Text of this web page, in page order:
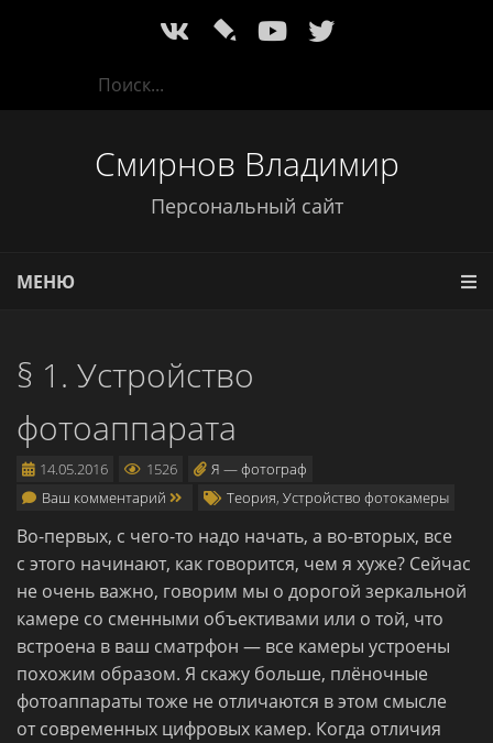
l
Смирнов Владимир
Персональный сайт
МЕНЮ
§ 1. Устройство
фотоаппарата
14.05.2016 1526
Я — фотограф
Ваш комментарий
Теория, Устройство фотокамеры
Во-первых, с чего-то надо начать, а во-вторых, все
с этого начинают, как говорится, чем я хуже? Сейчас
не очень важно, говорим мы о дорогой зеркальной
камере со сменными объективами или о той, что
встроена в ваш сматрфон — все камеры устроены
похожим образом. Я скажу больше, плёночные
фотоаппараты тоже не отличаются в этом смысле
от современных цифровых камер. Когда отличия